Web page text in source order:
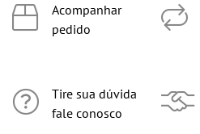
Acompanhar
pedido
Tire sua dúvida
fale conosco